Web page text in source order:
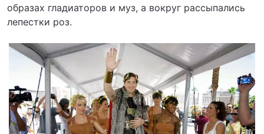
образах гладиаторов и муз, а вокруг рассыпались
лепестки роз.